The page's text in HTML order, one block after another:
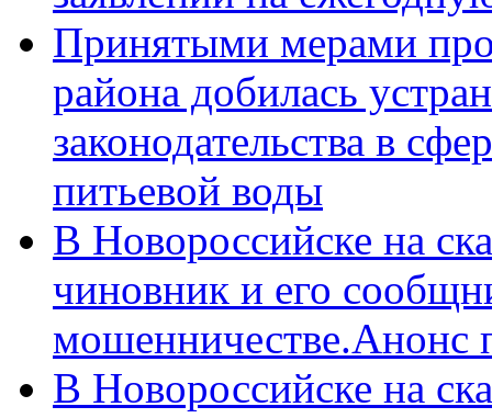
Принятыми мерами
района добилась
законодательства в
питьевой воды
В Новороссийске на
чиновник и его
мошенничестве.Анонс
В Новороссийске на